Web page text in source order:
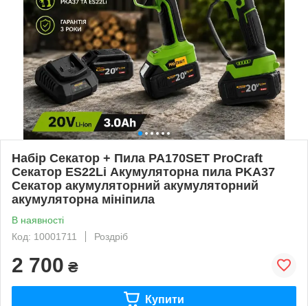
Набір Секатор + Пила PA170SET ProCraft
Секатор ES22Li Акумуляторна пила PKA37
Секатор акумуляторний акумуляторний
акумуляторна мініпила
В наявності
Код: 10001711
Роздріб
2 700 ₴
Купити